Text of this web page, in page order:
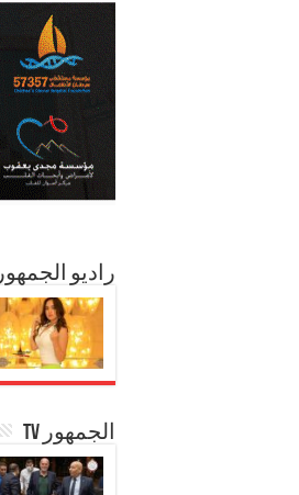
راديو الجمهور
الجمهور TV